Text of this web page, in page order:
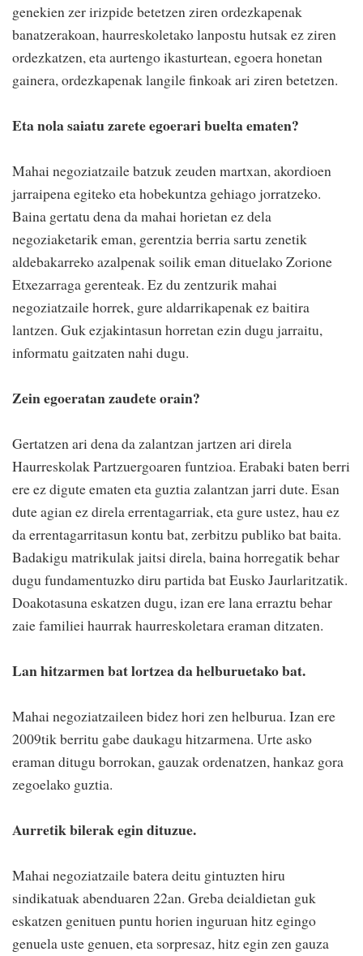
genekien zer irizpide betetzen ziren ordezkapenak
banatzerakoan, haurreskoletako lanpostu hutsak ez ziren
ordezkatzen, eta aurtengo ikasturtean, egoera honetan
gainera, ordezkapenak langile finkoak ari ziren betetzen.
Eta nola saiatu zarete egoerari buelta ematen?
Mahai negoziatzaile batzuk zeuden martxan, akordioen
jarraipena egiteko eta hobekuntza gehiago jorratzeko.
Baina gertatu dena da mahai horietan ez dela
negoziaketarik eman, gerentzia berria sartu zenetik
aldebakarreko azalpenak soilik eman dituelako Zorione
Etxezarraga gerenteak. Ez du zentzurik mahai
negoziatzaile horrek, gure aldarrikapenak ez baitira
lantzen. Guk ezjakintasun horretan ezin dugu jarraitu,
informatu gaitzaten nahi dugu.
Zein egoeratan zaudete orain?
Gertatzen ari dena da zalantzan jartzen ari direla
Haurreskolak Partzuergoaren funtzioa. Erabaki baten berri
ere ez digute ematen eta guztia zalantzan jarri dute. Esan
dute agian ez direla errentagarriak, eta gure ustez, hau ez
da errentagarritasun kontu bat, zerbitzu publiko bat baita.
Badakigu matrikulak jaitsi direla, baina horregatik behar
dugu fundamentuzko diru partida bat Eusko Jaurlaritzatik.
Doakotasuna eskatzen dugu, izan ere lana erraztu behar
zaie familiei haurrak haurreskoletara eraman ditzaten.
Lan hitzarmen bat lortzea da helburuetako bat.
Mahai negoziatzaileen bidez hori zen helburua. Izan ere
2009tik berritu gabe daukagu hitzarmena. Urte asko
eraman ditugu borrokan, gauzak ordenatzen, hankaz gora
zegoelako guztia.
Aurretik bilerak egin dituzue.
Mahai negoziatzaile batera deitu gintuzten hiru
sindikatuak abenduaren 22an. Greba deialdietan guk
eskatzen genituen puntu horien inguruan hitz egingo
genuela uste genuen, eta sorpresaz, hitz egin zen gauza